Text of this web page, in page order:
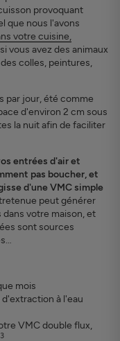
provoquant
que nous l'avons
votre cuisine,
vous avez des animaux
colles, peintures,
par jour, été comme
d'environ 2 cm sous
la nuit afin de faciliter
entrées d'air et
pas boucher, et
d'une VMC simple
peut générer
votre maison, et
sont sources
mois
à l'eau
VMC double flux,
3